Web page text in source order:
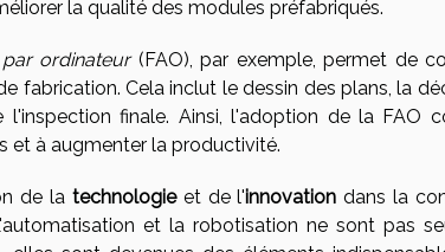
la qualité des modules préfabriqués.
ordinateur(FAO), par exemple, permet de
fabrication. Cela inclut le dessin des plans, la
finale. Ainsi, l'adoption de la FAO
et à augmenter la productivité.
de la technologieet de l'innovation dans la
et la robotisation ne sont pas